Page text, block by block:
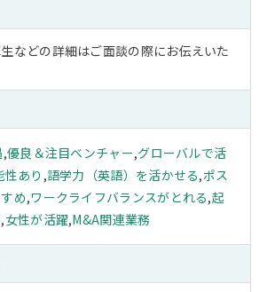
などの詳細はご面談の際にお伝えいた
,優良＆注目ベンチャー,グローバルで活
あり ,語学力（英語）を活かせる,ポス
め,ワークライフバランスがとれる,起
,女性が活躍,M&A関連業務